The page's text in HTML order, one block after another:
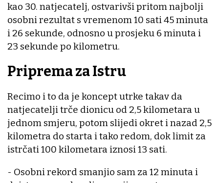
kao 30. natjecatelj, ostvarivši pritom najbolji
osobni rezultat s vremenom 10 sati 45 minuta
i 26 sekunde, odnosno u prosjeku 6 minuta i
23 sekunde po kilometru.
Priprema za Istru
Recimo i to da je koncept utrke takav da
natjecatelji trče dionicu od 2,5 kilometara u
jednom smjeru, potom slijedi okret i nazad 2,5
kilometra do starta i tako redom, dok limit za
istrčati 100 kilometara iznosi 13 sati.
- Osobni rekord smanjio sam za 12 minuta i